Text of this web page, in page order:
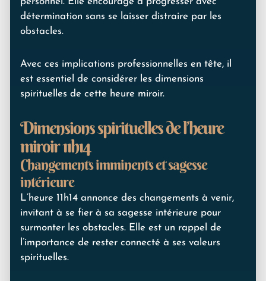
détermination sans se laisser distraire par les
obstacles.
Avec ces implications professionnelles en tête, il
est essentiel de considérer les dimensions
spirituelles de cette heure miroir.
Dimensions spirituelles de l’heure
miroir 11h14
Changements imminents et sagesse
intérieure
L’heure 11h14 annonce des changements à venir,
invitant à se fier à sa sagesse intérieure pour
surmonter les obstacles. Elle est un rappel de
l’importance de rester connecté à ses valeurs
spirituelles.